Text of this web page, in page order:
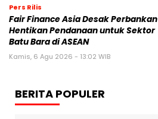
Pers Rilis
Fair Finance Asia Desak Perbankan
Hentikan Pendanaan untuk Sektor
Batu Bara di ASEAN
Kamis, 6 Agu 2026 - 13:02 WIB
BERITA POPULER